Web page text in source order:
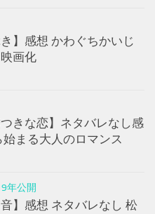
】感想 かわぐちかいじ
画化
きな恋】ネタバレなし感
まる大人のロマンス
年公開
】感想 ネタバレなし 松